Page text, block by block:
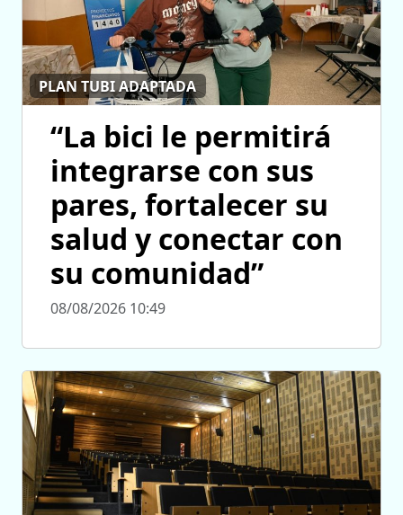
PLAN TUBI ADAPTADA
“La bici le permitirá
integrarse con sus
pares, fortalecer su
salud y conectar con
su comunidad”
08/08/2026 10:49